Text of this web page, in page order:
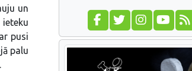
un
pusi
palu